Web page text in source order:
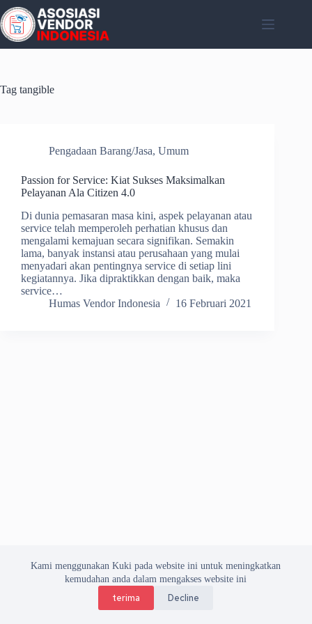
Skip
to
content
Kami menggunakan Kuki pada website ini untuk meningkatkan
kemudahan anda dalam mengakses website ini
terima Decline
Tag tangible
Pengadaan Barang/Jasa, Umum
Passion for Service: Kiat Sukses Maksimalkan
Pelayanan Ala Citizen 4.0
Di dunia pemasaran masa kini, aspek pelayanan atau
service telah memperoleh perhatian khusus dan
mengalami kemajuan secara signifikan. Semakin
lama, banyak instansi atau perusahaan yang mulai
menyadari akan pentingnya service di setiap lini
kegiatannya. Jika dipraktikkan dengan baik, maka
service…
Humas Vendor Indonesia
16 Februari 2021